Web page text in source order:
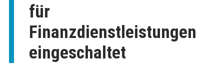
für
Finanzdienstleistungen
eingeschaltet